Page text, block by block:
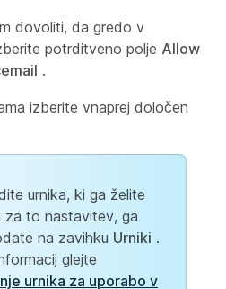
dovoliti, da gredo v
potrditveno polje Allow
.
izberite vnaprej določen
urnika, ki ga želite
za to nastavitev, ga
na zavihku Urniki .
glejte
urnika za uporabo v